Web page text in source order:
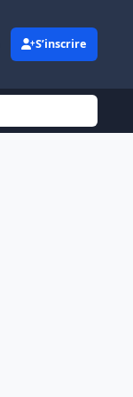
S’inscrire